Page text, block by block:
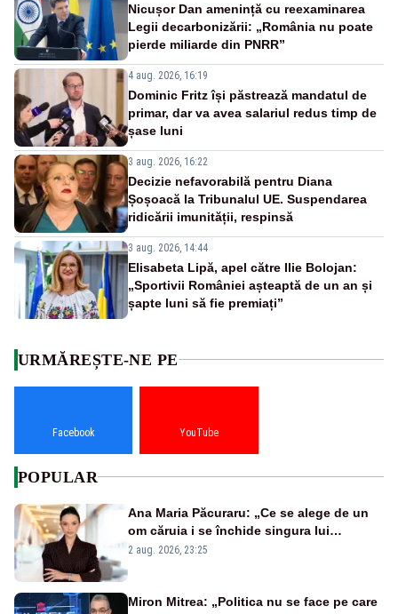
Nicușor Dan amenință cu reexaminarea
Legii decarbonizării: „România nu poate
pierde miliarde din PNRR”
4 aug. 2026, 16:19
Dominic Fritz își păstrează mandatul de
primar, dar va avea salariul redus timp de
șase luni
3 aug. 2026, 16:22
Decizie nefavorabilă pentru Diana
Șoșoacă la Tribunalul UE. Suspendarea
ridicării imunității, respinsă
3 aug. 2026, 14:44
Elisabeta Lipă, apel către Ilie Bolojan:
„Sportivii României așteaptă de un an și
șapte luni să fie premiați”
URMĂREȘTE-NE PE
Facebook YouTube
POPULAR
Ana Maria Păcuraru: „Ce se alege de un
om căruia i se închide singura lui
portiță?”
2 aug. 2026, 23:25
Miron Mitrea: „Politica nu se face pe care